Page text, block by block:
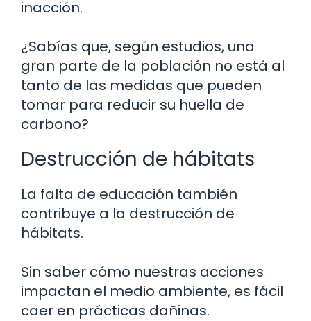
inacción.
¿Sabías que, según estudios, una
gran parte de la población no está al
tanto de las medidas que pueden
tomar para reducir su huella de
carbono?
Destrucción de hábitats
La falta de educación también
contribuye a la destrucción de
hábitats.
Sin saber cómo nuestras acciones
impactan el medio ambiente, es fácil
caer en prácticas dañinas.